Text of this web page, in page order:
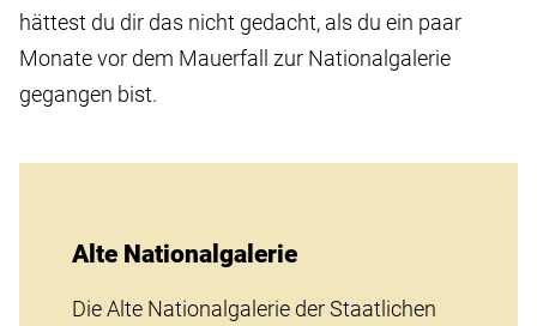
hättest du dir das nicht gedacht, als du ein paar
Monate vor dem Mauerfall zur Nationalgalerie
gegangen bist.
Alte Nationalgalerie
Die Alte Nationalgalerie der Staatlichen